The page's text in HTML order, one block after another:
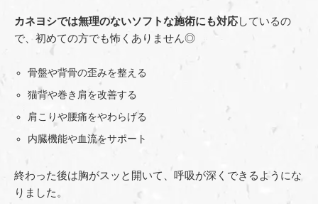
カネヨシでは無理のないソフトな施術にも対応しているの
で、初めての方でも怖くありません◎
骨盤や背骨の歪みを整える
猫背や巻き肩を改善する
肩こりや腰痛をやわらげる
内臓機能や血流をサポート
終わった後は胸がスッと開いて、呼吸が深くできるようにな
りました。